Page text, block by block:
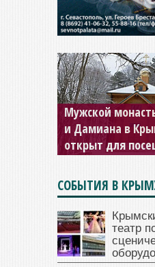
Мужской
и Дамиана в
открыт для
СОБЫТИЯ В
театр